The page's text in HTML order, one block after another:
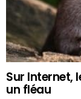
Sur Internet,
un fléau